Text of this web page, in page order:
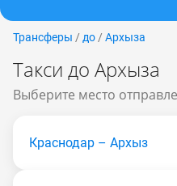
Трансферы / до / Архыза
Такси до Архыза
Выберите место
Краснодар – Архыз